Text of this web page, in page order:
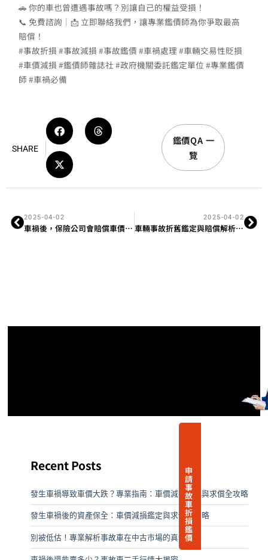
申
請
事
故
車
折
損
鑑
價
🚗 你的車也曾遭遇事故嗎？別讓自己的權益受損！
📞 免費諮詢｜📩 立即聯絡我們，讓專業鑑價師為你爭取最高
賠償！
#事故折損 #事故減損 #事故鑑價 #車禍處理 #車輛交易性貶損
#車價減損 #鑑價師雜誌社 #政府機關委託鑑定單位 #專業鑑價
師 #車禍必備
SHARE
鑑價QA 一
覽
2025-04-02
車禍後，保險公司會賠償車價減損嗎？
2025-04-02
車輛事故折舊鑑定與賠償解析：保障您的權益！
Recent Posts
發生車禍導致車價大跌？專業指南：車價減損鑑定與求償全攻略
發生車禍後的資產保全：車價減損鑑定與求償全攻略
別被低估！專業解析事故車在中古市場的真實價格